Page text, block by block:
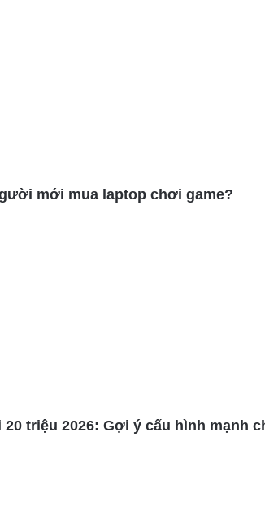
mới mua laptop chơi game?
triệu 2026: Gợi ý cấu hình mạnh